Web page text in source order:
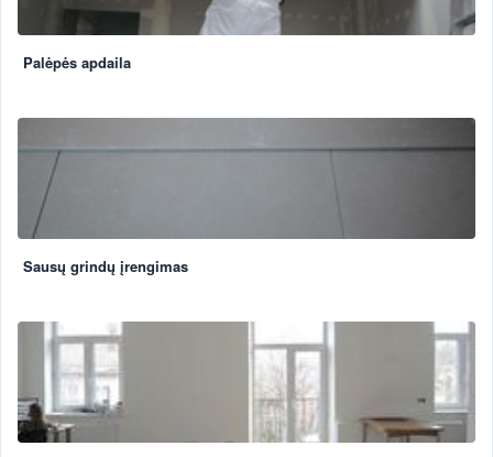
Palėpės apdaila
Sausų grindų įrengimas